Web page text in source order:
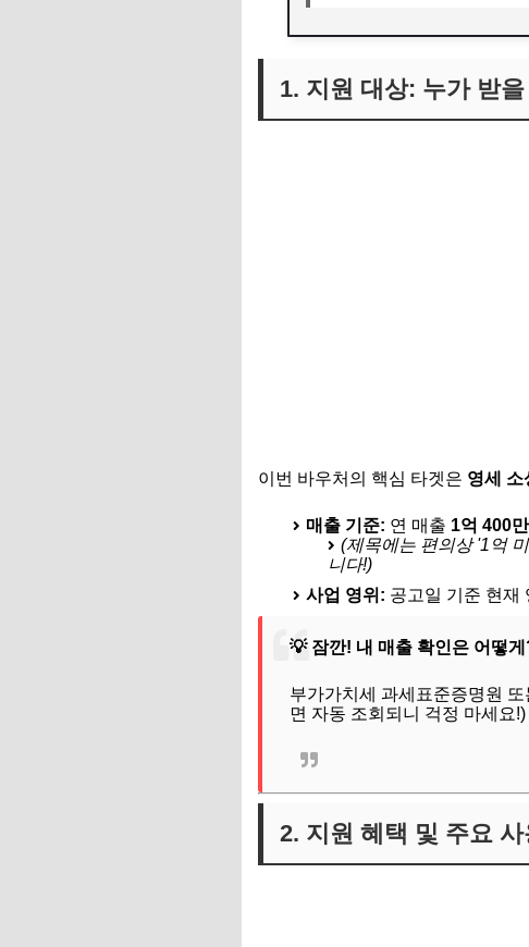
1. 지원 대상: 누가 받
이번 바우처의 핵심 타겟은 영세 소
매출 기준: 연 매출 1억 400
(제목에는 편의상 '1억
니다!)
사업 영위: 공고일 기준 현재
💡 잠깐! 내 매출 확인은 어떻게
부가가치세 과세표준증명원
면 자동 조회되니 걱정 마세요!)
2. 지원 혜택 및 주요